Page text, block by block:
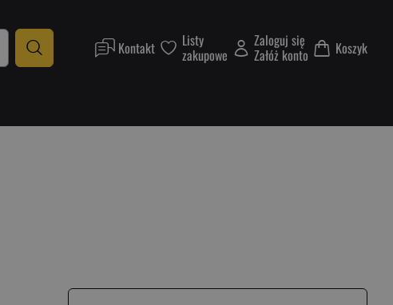
Kontakt Listy
zakupowe
Zaloguj się
Załóż konto Koszyk